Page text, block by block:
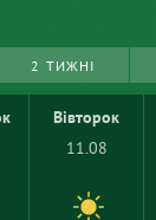
2 ТИЖНІ
Вівторок
11.08